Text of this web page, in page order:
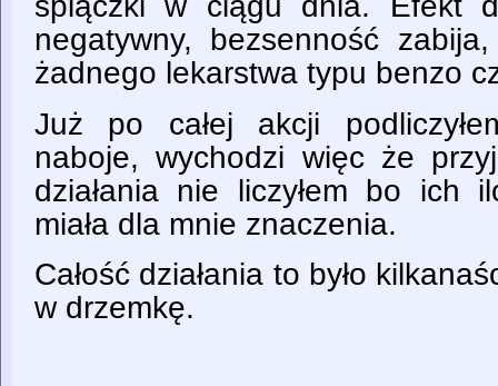
negatywny, bezsenność
żadnego lekarstwa typu benzo
Już po całej akcji
naboje, wychodzi więc że
działania nie liczyłem bo ich
miała dla mnie znaczenia.
Całość działania to było
w drzemkę.